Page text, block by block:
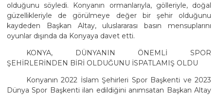
olduğunu söyledi. Konyanın ormanlarıyla, gölleriyle, doğal
güzellikleriyle de görülmeye değer bir şehir olduğunu
kaydeden Başkan Altay, uluslararası basın mensuplarını
oyunlar dışında da Konyaya davet etti.
KONYA, DÜNYANIN ÖNEMLİ SPOR
ŞEHİRLERİNDEN BİRİ OLDUĞUNU İSPATLAMIŞ OLDU
Konyanın 2022 İslam Şehirleri Spor Başkenti ve 2023
Dünya Spor Başkenti ilan edildiğini anımsatan Başkan Altay